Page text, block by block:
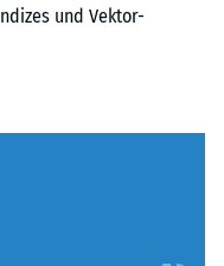
und Vektor-